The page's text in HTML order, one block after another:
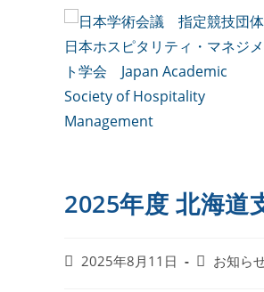
2025年度 北海道
2025年8月11日 お知ら